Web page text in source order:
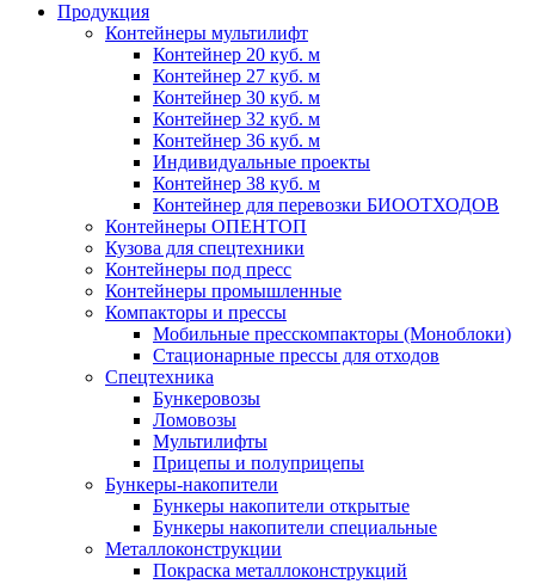
Продукция
Контейнеры мультилифт
Контейнер 20 куб. м
Контейнер 27 куб. м
Контейнер 30 куб. м
Контейнер 32 куб. м
Контейнер 36 куб. м
Индивидуальные проекты
Контейнер 38 куб. м
Контейнер для перевозки БИООТХОДОВ
Контейнеры ОПЕНТОП
Кузова для спецтехники
Контейнеры под пресс
Контейнеры промышленные
Компакторы и прессы
Мобильные пресскомпакторы (Моноблоки)
Стационарные прессы для отходов
Спецтехника
Бункеровозы
Ломовозы
Мультилифты
Прицепы и полуприцепы
Бункеры-накопители
Бункеры накопители открытые
Бункеры накопители специальные
Металлоконструкции
Покраска металлоконструкций